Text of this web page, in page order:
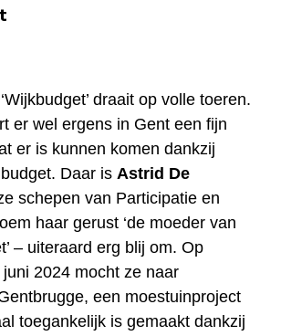
draait op volle toeren.
er wel ergens in Gent een fijn
er is kunnen komen dankzij
Daar is Astrid De
schepen van Participatie en
haar gerust ‘de moeder van
– uiteraard erg blij om. Op
2024 mocht ze naar
Gentbrugge, een moestuinproject
toegankelijk is gemaakt dankzij